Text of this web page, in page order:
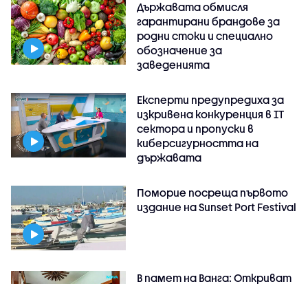
Държавата обмисля
гарантирани брандове за
родни стоки и специално
обозначение за
заведенията
Експерти предупредиха за
изкривена конкуренция в IT
сектора и пропуски в
киберсигурността на
държавата
Поморие посреща първото
издание на Sunset Port Festival
В памет на Ванга: Откриват